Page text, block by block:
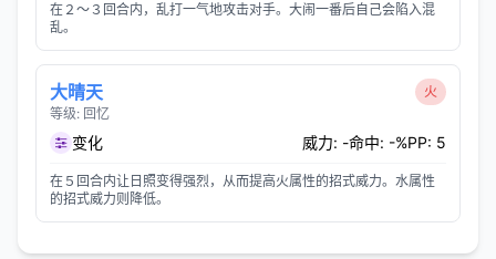
在２～３回合内，乱打一气地攻击对手。大闹一番后自己会陷入混
乱。
大晴天
等级: 回忆
火
变化 威力: -命中: -%PP: 5
在５回合内让日照变得强烈，从而提高火属性的招式威力。水属性
的招式威力则降低。